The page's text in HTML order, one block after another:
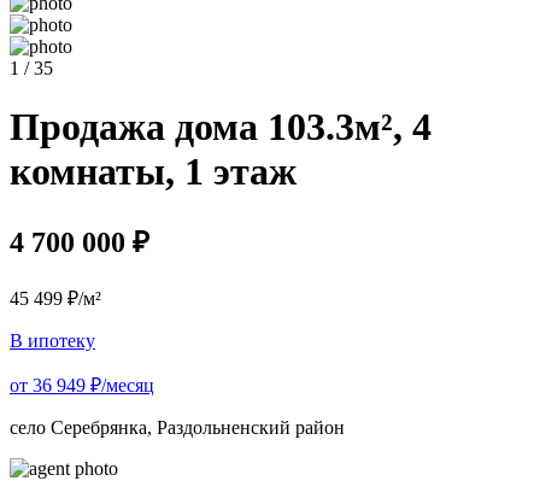
1 / 35
Продажа дома 103.3м², 4
комнаты, 1 этаж
4 700 000 ₽
45 499 ₽/м²
В ипотеку
от 36 949 ₽/месяц
село Серебрянка, Раздольненский район